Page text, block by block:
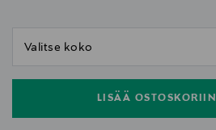
LISÄÄ OSTOSKORIIN